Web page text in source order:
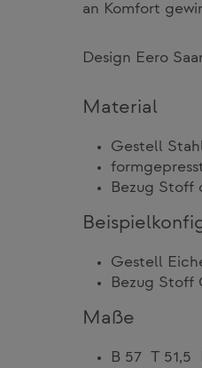
an Komfort
Design Eero
Material
Gestell
Bezug Stoff
Gestell
Bezug Stoff
Maße
B 57 T 51,5